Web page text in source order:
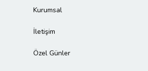
Kurumsal
İletişim
Özel Günler